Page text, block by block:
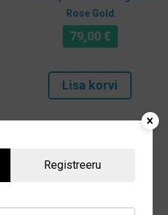
Rose Gold
79,00€
Lisa korvi
Registreeru